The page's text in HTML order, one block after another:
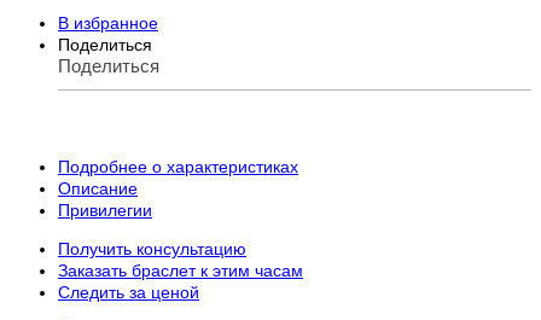
В избранное
Поделиться
Поделиться
Подробнее о характеристиках
Описание
Привилегии
Получить консультацию
Заказать браслет к этим часам
Следить за ценой